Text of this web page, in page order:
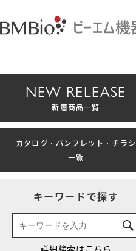
NEW RELEASE
新着商品一覧
カタログ・パンフレット・チラシ
一覧
キーワードで探す